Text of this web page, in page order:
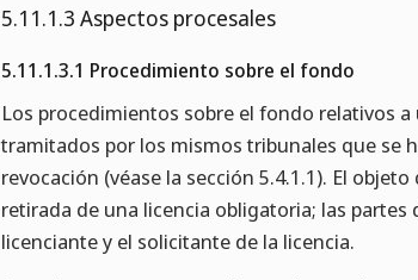
5.11.1.3 Aspectos procesales
5.11.1.3.1 Procedimiento sobre el fondo
Los procedimientos sobre el fondo relativos
tramitados por los mismos tribunales que se
revocación (véase la sección 5.4.1.1). El
retirada de una licencia obligatoria; las
licenciante y el solicitante de la licencia.